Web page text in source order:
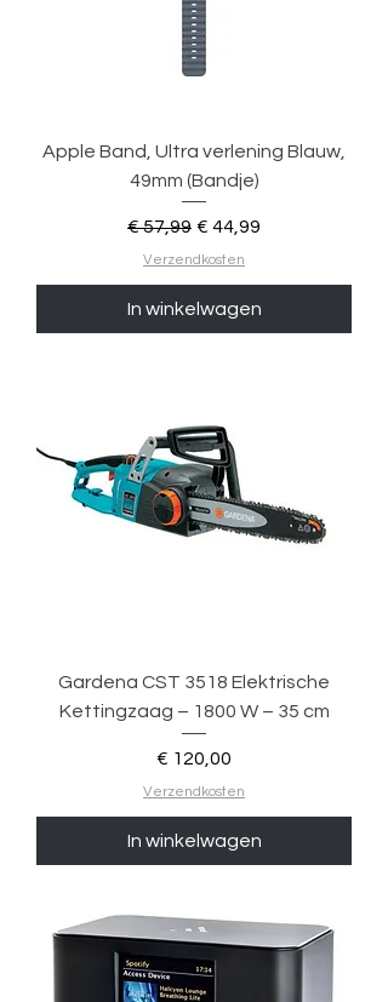
Apple Band, Ultra verlening Blauw,
49mm (Bandje)
Normale prijs
€ 57,99 Verkoopprijs
€ 44,99
Verzendkosten
In winkelwagen
Gardena CST 3518 Elektrische
Kettingzaag – 1800 W – 35 cm
Prijs
€ 120,00
Verzendkosten
In winkelwagen